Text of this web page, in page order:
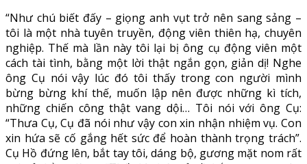
“Như chú biết đấy – giọng anh vụt trở nên sang sảng –
tôi là một nhà tuyên truyền, động viên thiên hạ, chuyên
nghiệp. Thế mà lần này tôi lại bị ông cụ động viên một
cách tài tình, bằng một lời thật ngắn gọn, giản dị! Nghe
ông Cụ nói vậy lúc đó tôi thấy trong con người mình
bừng bừng khí thế, muốn lập nên được những kì tích,
những chiến công thật vang dội… Tôi nói với ông Cụ:
“Thưa Cụ, Cụ đã nói như vậy con xin nhận nhiệm vụ. Con
xin hứa sẽ cố gắng hết sức để hoàn thành trọng trách”.
Cụ Hồ đứng lên, bắt tay tôi, dáng bộ, gương mặt nom rất